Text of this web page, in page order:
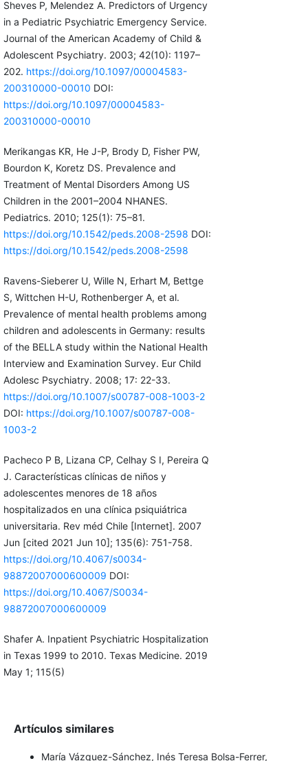
Sheves P, Melendez A. Predictors of Urgency
in a Pediatric Psychiatric Emergency Service.
Journal of the American Academy of Child &
Adolescent Psychiatry. 2003; 42(10): 1197–
202. https://doi.org/10.1097/00004583-
200310000-00010 DOI:
https://doi.org/10.1097/00004583-
200310000-00010
Merikangas KR, He J-P, Brody D, Fisher PW,
Bourdon K, Koretz DS. Prevalence and
Treatment of Mental Disorders Among US
Children in the 2001–2004 NHANES.
Pediatrics. 2010; 125(1): 75–81.
https://doi.org/10.1542/peds.2008-2598 DOI:
https://doi.org/10.1542/peds.2008-2598
Ravens-Sieberer U, Wille N, Erhart M, Bettge
S, Wittchen H-U, Rothenberger A, et al.
Prevalence of mental health problems among
children and adolescents in Germany: results
of the BELLA study within the National Health
Interview and Examination Survey. Eur Child
Adolesc Psychiatry. 2008; 17: 22-33.
https://doi.org/10.1007/s00787-008-1003-2
DOI: https://doi.org/10.1007/s00787-008-
1003-2
Pacheco P B, Lizana CP, Celhay S I, Pereira Q
J. Características clínicas de niños y
adolescentes menores de 18 años
hospitalizados en una clínica psiquiátrica
universitaria. Rev méd Chile [Internet]. 2007
Jun [cited 2021 Jun 10]; 135(6): 751-758.
https://doi.org/10.4067/s0034-
98872007000600009 DOI:
https://doi.org/10.4067/S0034-
98872007000600009
Shafer A. Inpatient Psychiatric Hospitalization
in Texas 1999 to 2010. Texas Medicine. 2019
May 1; 115(5)
Artículos similares
María Vázquez-Sánchez, Inés Teresa Bolsa-Ferrer,